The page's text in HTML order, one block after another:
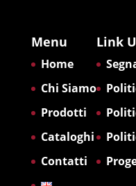
Menu
Home
Chi Siamo
Prodotti
Cataloghi
Contatti
Link